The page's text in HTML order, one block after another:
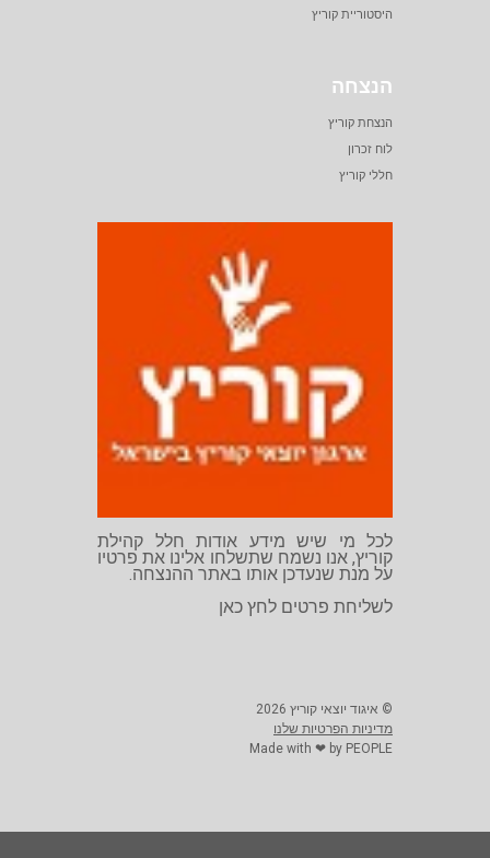
היסטוריית קוריץ
הנצחה
הנצחת קוריץ
לוח זכרון
חללי קוריץ
לכל מי שיש מידע אודות חלל קהילת
קוריץ, אנו נשמח שתשלחו אלינו את פרטיו
על מנת שנעדכן אותו באתר ההנצחה.
לשליחת פרטים לחץ כאן
© איגוד יוצאי קוריץ 2026
מדיניות הפרטיות שלנו
Made with ❤ by PEOPLE